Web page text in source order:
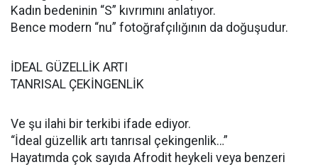
Kadın bedeninin “S” kıvrımını anlatıyor.
Bence modern “nu” fotoğrafçılığının da doğuşudur.
İDEAL GÜZELLİK ARTI
TANRISAL ÇEKİNGENLİK
Ve şu ilahi bir terkibi ifade ediyor.
“İdeal güzellik artı tanrısal çekingenlik…”
Hayatımda çok sayıda Afrodit heykeli veya benzeri